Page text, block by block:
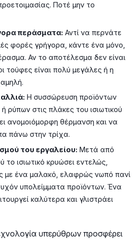
Ποτέ μην το
περάσματα: Αντί να περνάτε
φορές γρήγορα, κάντε ένα μόνο,
Αν το αποτέλεσμα δεν είναι
τούφες είναι πολύ μεγάλες ή η
Η συσσώρευση προϊόντων
ρύπων στις πλάκες του ισιωτικού
ανομοιόμορφη θέρμανση και να
πάνω στην τρίχα.
του εργαλείου: Μετά από
ισιωτικό κρυώσει εντελώς,
με ένα μαλακό, ελαφρώς νωπό πανί
υπολείμματα προϊόντων. Ένα
καλύτερα και γλιστράει
υπερύθρων προσφέρει